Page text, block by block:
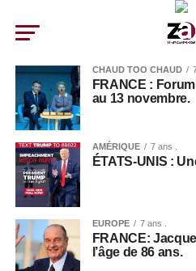
CHAUD TOO CHAUD
FRANCE :
au 13 novembre.
AMÉRIQUE 7 ans .
ÉTATS-UNIS :
EUROPE 7 ans .
FRANCE:
l’âge de 86 ans.